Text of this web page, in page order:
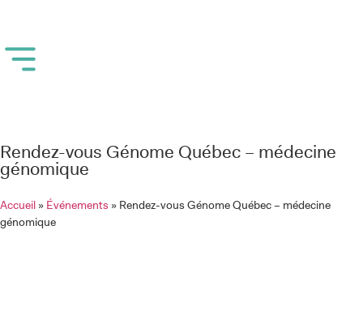
Rendez-vous Génome Québec – médecine
génomique
Accueil » Événements » Rendez-vous Génome Québec – médecine
génomique